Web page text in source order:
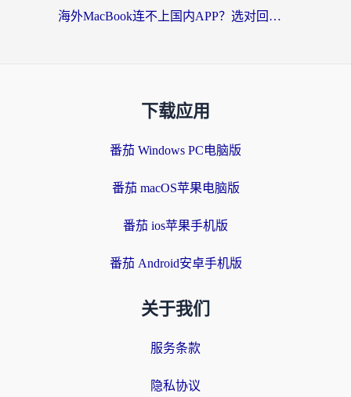
海外MacBook连不上国内APP？选对回国VPN，告别地区限制的烦恼
下载应用
番茄 Windows PC电脑版
番茄 macOS苹果电脑版
番茄 ios苹果手机版
番茄 Android安卓手机版
关于我们
服务条款
隐私协议